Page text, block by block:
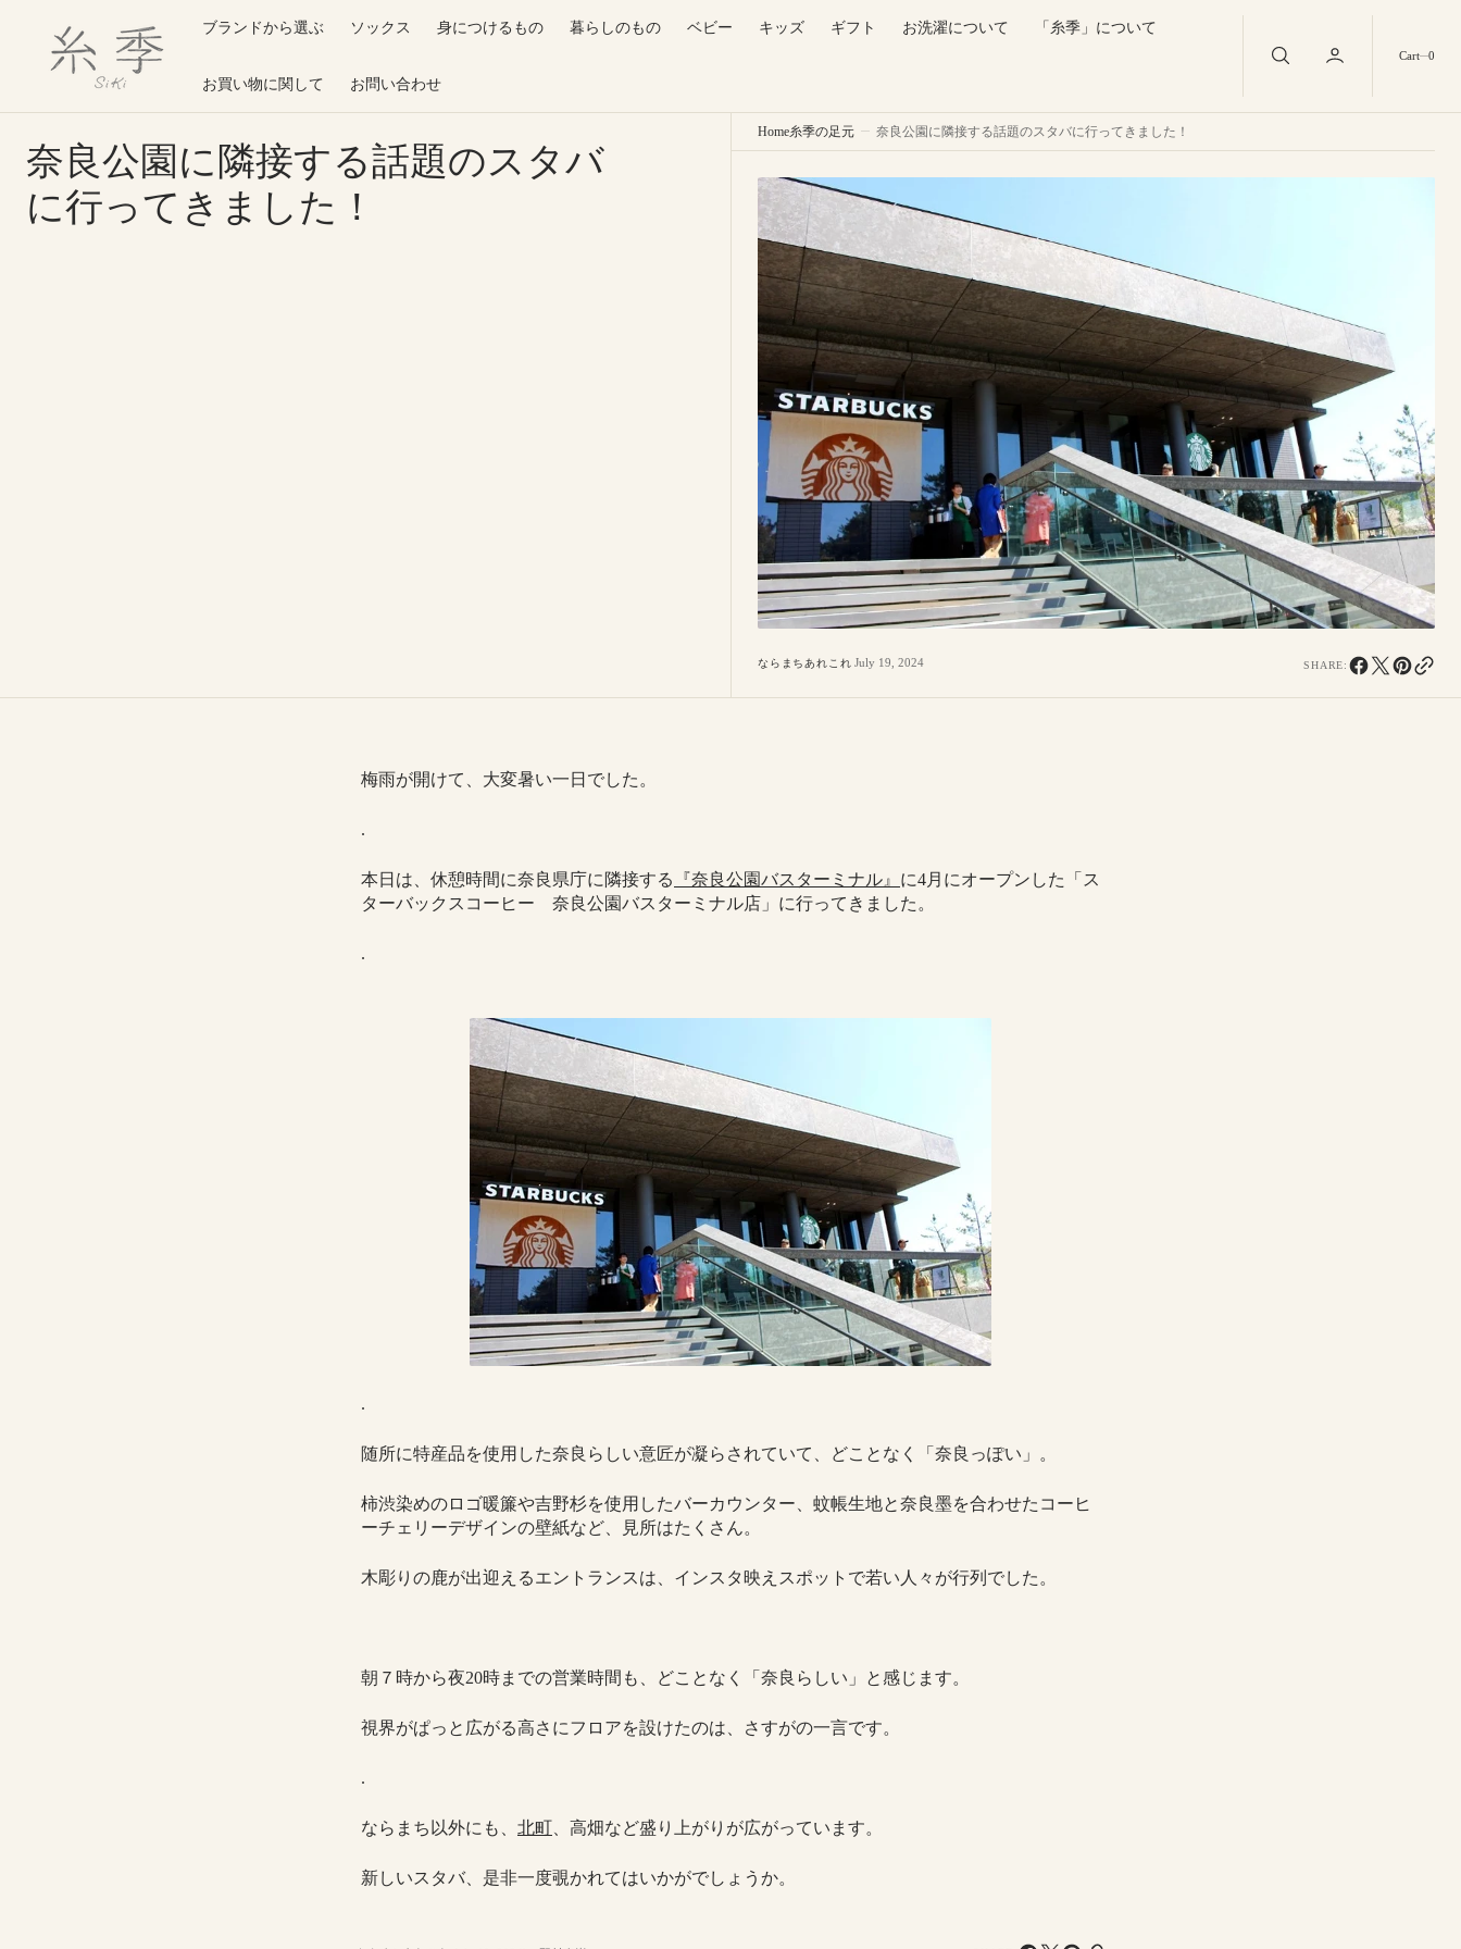
ブランドから選ぶ ソックス 身につけるもの 暮らしのもの ベビー キッズ ギフト お洗濯について 「糸季」について
お買い物に関して お問い合わせ
Cart 0
奈良公園に隣接する話題のスタバ
に行ってきました！
Home糸季の足元 奈良公園に隣接する話題のスタバに行ってきました！
ならまちあれこれ July 19, 2024 SHARE:
梅雨が開けて、大変暑い一日でした。
.
本日は、休憩時間に奈良県庁に隣接する 『奈良公園バスターミナル』 に4月にオープンした「ス
ターバックスコーヒー 奈良公園バスターミナル店」に行ってきました。
.
.
随所に特産品を使用した奈良らしい意匠が凝らされていて、どことなく「奈良っぽい」。
柿渋染めのロゴ暖簾や吉野杉を使用したバーカウンター、蚊帳生地と奈良墨を合わせたコーヒ
ーチェリーデザインの壁紙など、見所はたくさん。
木彫りの鹿が出迎えるエントランスは、インスタ映えスポットで若い人々が行列でした。
朝７時から夜20時までの営業時間も、どことなく「奈良らしい」と感じます。
視界がぱっと広がる高さにフロアを設けたのは、さすがの一言です。
.
ならまち以外にも、 北町 、高畑など盛り上がりが広がっています。
新しいスタバ、是非一度覗かれてはいかがでしょうか。